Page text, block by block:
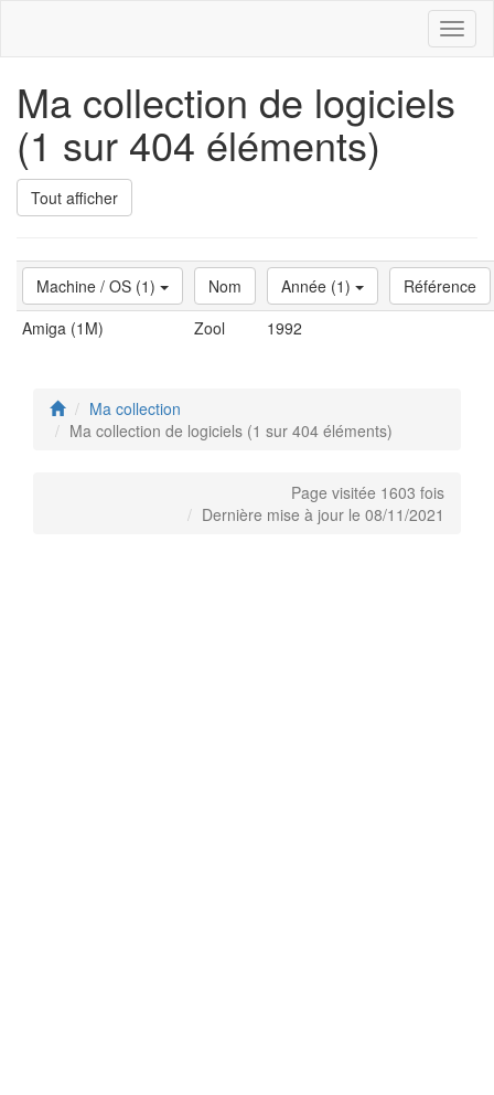
Ma collection de logiciels
(1 sur 404 éléments)
Tout afficher
Machine / OS (1) Nom Année (1)
Référence
Amiga (1M)
Zool 1992
Ma collection
Ma collection de logiciels (1 sur 404 éléments)
Page visitée 1603 fois
Dernière mise à jour le 08/11/2021